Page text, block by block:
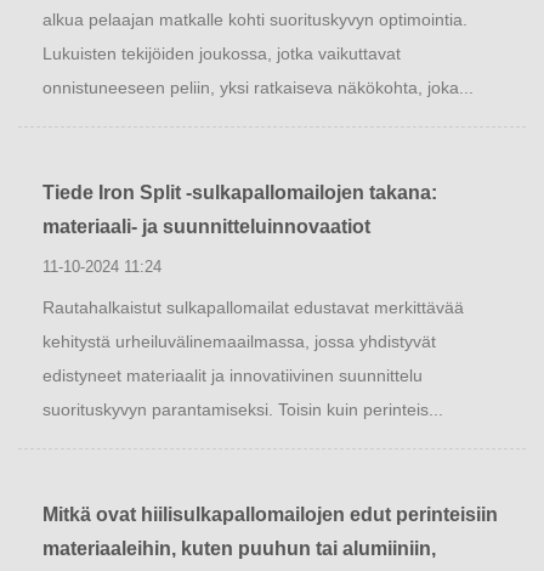
alkua pelaajan matkalle kohti suorituskyvyn optimointia.
Lukuisten tekijöiden joukossa, jotka vaikuttavat
onnistuneeseen peliin, yksi ratkaiseva näkökohta, joka...
Tiede Iron Split -sulkapallomailojen takana:
materiaali- ja suunnitteluinnovaatiot
11-10-2024 11:24
Rautahalkaistut sulkapallomailat edustavat merkittävää
kehitystä urheiluvälinemaailmassa, jossa yhdistyvät
edistyneet materiaalit ja innovatiivinen suunnittelu
suorituskyvyn parantamiseksi. Toisin kuin perinteis...
Mitkä ovat hiilisulkapallomailojen edut perinteisiin
materiaaleihin, kuten puuhun tai alumiiniin,